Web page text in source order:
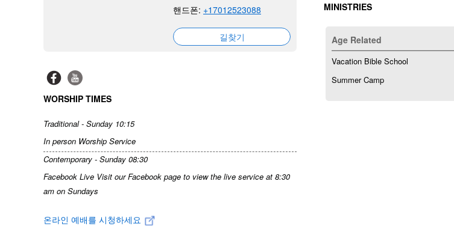
핸드폰: +17012523088
길찾기
WORSHIP TIMES
Traditional - Sunday 10:15
In person Worship Service
Contemporary - Sunday 08:30
Facebook Live Visit our Facebook page to view the live service at 8:30
am on Sundays
온라인 예배를 시청하세요
MINISTRIES
Age Related
Vacation Bible School
Summer Camp